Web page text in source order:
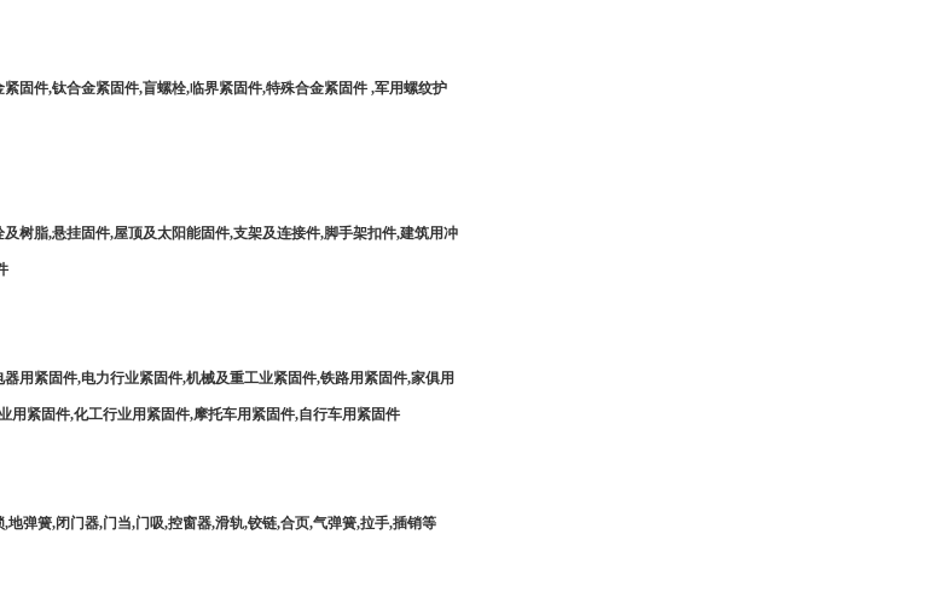
固件,钛合金紧固件,盲螺栓,临界紧固件,特殊合金紧固件 ,军用螺纹护
树脂,悬挂固件,屋顶及太阳能固件,支架及连接件,脚手架扣件,建筑用冲
用紧固件,电力行业紧固件,机械及重工业紧固件,铁路用紧固件,家俱用
用紧固件,化工行业用紧固件,摩托车用紧固件,自行车用紧固件
地弹簧,闭门器,门当,门吸,控窗器,滑轨,铰链,合页,气弹簧,拉手,插销等